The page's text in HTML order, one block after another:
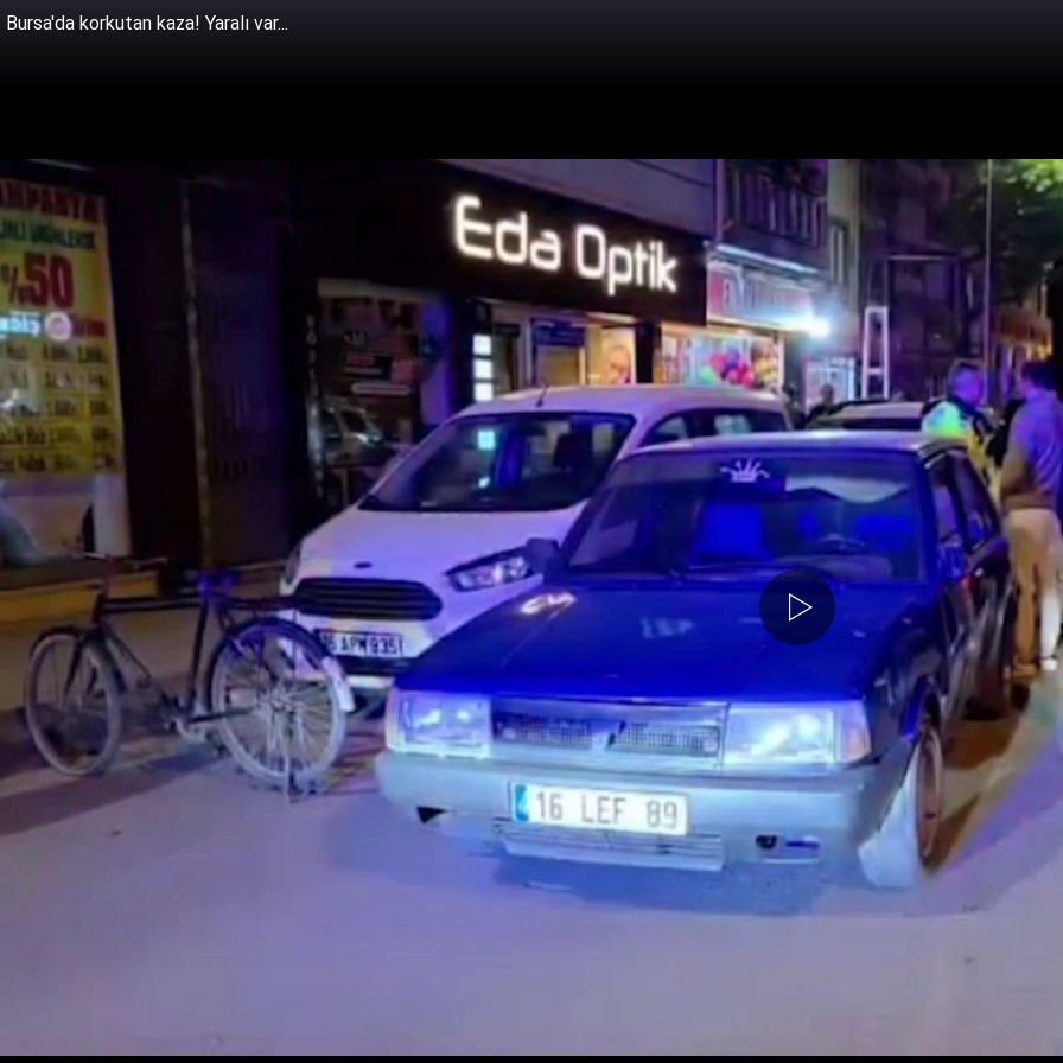
Medyayı
Oynat
Bursa'da korkutan kaza! Yaralı var...